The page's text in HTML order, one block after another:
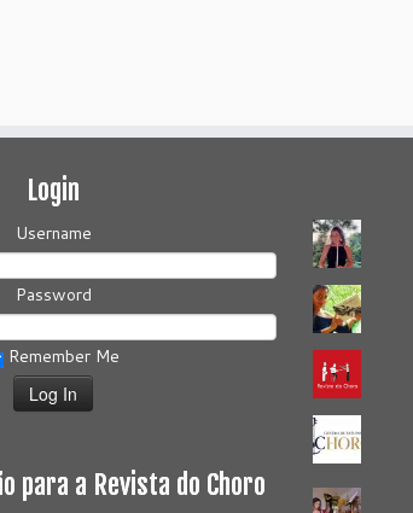
Login
Username
Password
Remember Me
para a Revista do Choro